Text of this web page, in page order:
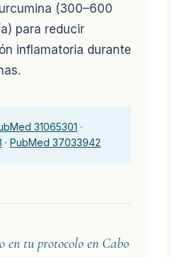
(300–600
para reducir
inflamatoria durante
31065301 ·
· PubMed 37033942
en tu protocolo en Cabo